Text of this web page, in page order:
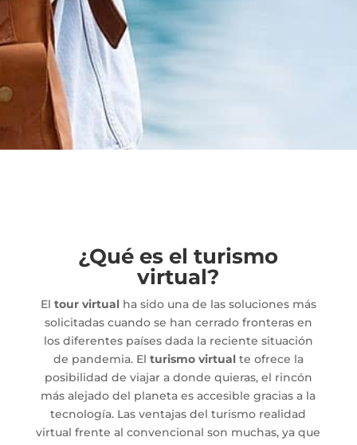
¿Qué es el turismo
virtual?
El tour virtualha sido una de las soluciones más
solicitadas cuando se han cerrado fronteras en
los diferentes países dada la reciente situación
de pandemia. El turismo virtualte ofrece la
posibilidad de viajar a donde quieras, el rincón
más alejado del planeta es accesible gracias a la
tecnología. Las ventajas del turismo realidad
virtual frente al convencional son muchas, ya que